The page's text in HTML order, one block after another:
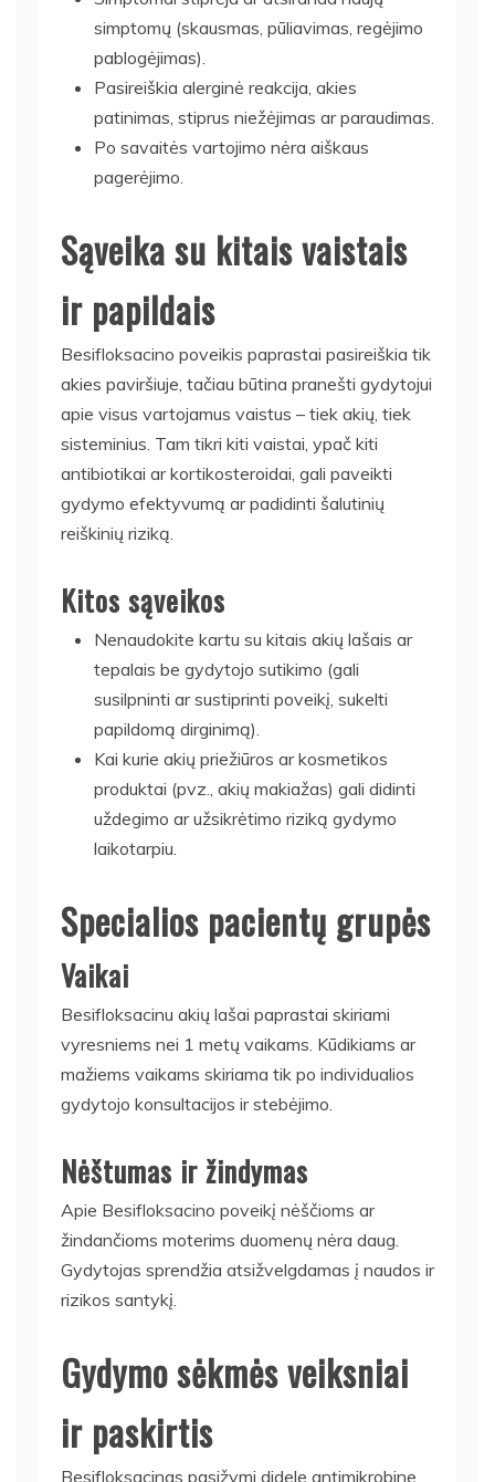
simptomų (skausmas, pūliavimas, regėjimo
pablogėjimas).
Pasireiškia alerginė reakcija, akies
patinimas, stiprus niežėjimas ar paraudimas.
Po savaitės vartojimo nėra aiškaus
pagerėjimo.
Sąveika su kitais vaistais
ir papildais
Besifloksacino poveikis paprastai pasireiškia tik
akies paviršiuje, tačiau būtina pranešti gydytojui
apie visus vartojamus vaistus – tiek akių, tiek
sisteminius. Tam tikri kiti vaistai, ypač kiti
antibiotikai ar kortikosteroidai, gali paveikti
gydymo efektyvumą ar padidinti šalutinių
reiškinių riziką.
Kitos sąveikos
Nenaudokite kartu su kitais akių lašais ar
tepalais be gydytojo sutikimo (gali
susilpninti ar sustiprinti poveikį, sukelti
papildomą dirginimą).
Kai kurie akių priežiūros ar kosmetikos
produktai (pvz., akių makiažas) gali didinti
uždegimo ar užsikrėtimo riziką gydymo
laikotarpiu.
Specialios pacientų grupės
Vaikai
Besifloksacinu akių lašai paprastai skiriami
vyresniems nei 1 metų vaikams. Kūdikiams ar
mažiems vaikams skiriama tik po individualios
gydytojo konsultacijos ir stebėjimo.
Nėštumas ir žindymas
Apie Besifloksacino poveikį nėščioms ar
žindančioms moterims duomenų nėra daug.
Gydytojas sprendžia atsižvelgdamas į naudos ir
rizikos santykį.
Gydymo sėkmės veiksniai
ir paskirtis
Besifloksacinas pasižymi didele antimikrobine